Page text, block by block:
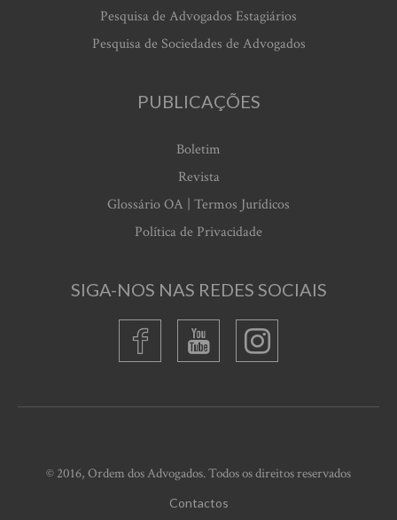
Pesquisa de Advogados Estagiários
Pesquisa de Sociedades de Advogados
PUBLICAÇÕES
Boletim
Revista
Glossário OA | Termos Jurídicos
Política de Privacidade
SIGA-NOS NAS REDES SOCIAIS
© 2016, Ordem dos Advogados. Todos os direitos reservados
Contactos